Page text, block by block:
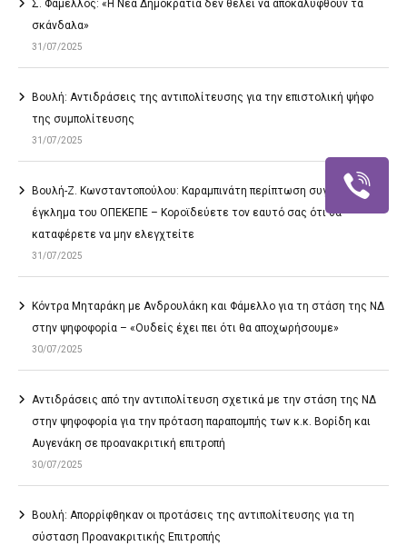
Σ. Φάμελλος: «Η Νέα Δημοκρατία δεν θέλει να αποκαλυφθούν τα
σκάνδαλα»
31/07/2025
Βουλή: Αντιδράσεις της αντιπολίτευσης για την επιστολική ψήφο
της συμπολίτευσης
31/07/2025
Βουλή-Ζ. Κωνσταντοπούλου: Καραμπινάτη περίπτωση συγκάλυψης το
έγκλημα του ΟΠΕΚΕΠΕ – Κοροϊδεύετε τον εαυτό σας ότι θα
καταφέρετε να μην ελεγχτείτε
31/07/2025
Κόντρα Μηταράκη με Ανδρουλάκη και Φάμελλο για τη στάση της ΝΔ
στην ψηφοφορία – «Ουδείς έχει πει ότι θα αποχωρήσουμε»
30/07/2025
Αντιδράσεις από την αντιπολίτευση σχετικά με την στάση της ΝΔ
στην ψηφοφορία για την πρόταση παραπομπής των κ.κ. Βορίδη και
Αυγενάκη σε προανακριτική επιτροπή
30/07/2025
Βουλή: Απορρίφθηκαν οι προτάσεις της αντιπολίτευσης για τη
σύσταση Προανακριτικής Επιτροπής